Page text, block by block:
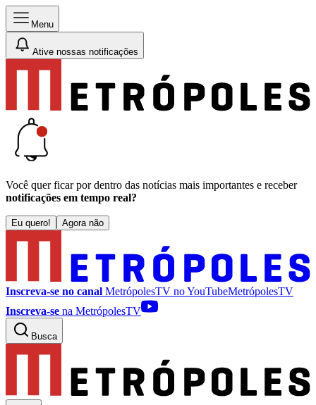
Menu
Ative nossas notificações
Você quer ficar por dentro das notícias mais importantes e receber
notificações em tempo real?
Eu quero! Agora não
Inscreva-se no canal MetrópolesTV noYouTubeMetrópolesTV
Inscreva-se na MetrópolesTV
Busca